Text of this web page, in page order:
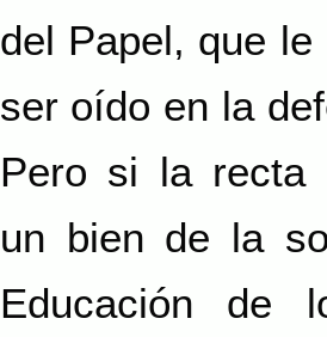
del Papel, que
ser oído en la
Pero si la recta
un bien de la
Educación de